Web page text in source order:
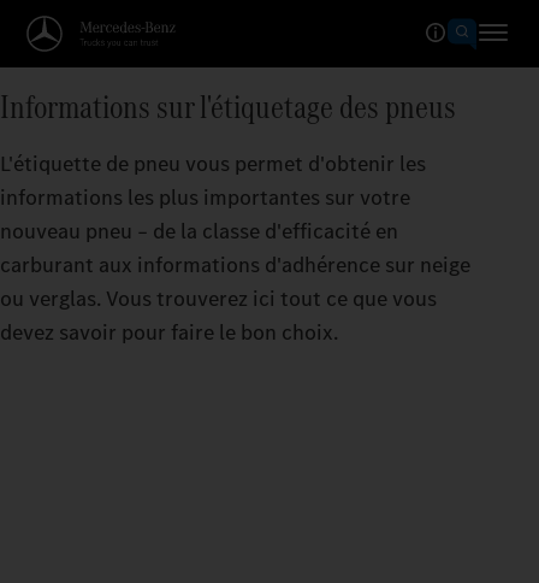
Informations sur l'étiquetage des pneus
L'étiquette de pneu vous permet d'obtenir les
informations les plus importantes sur votre
nouveau pneu – de la classe d'efficacité en
carburant aux informations d'adhérence sur neige
ou verglas. Vous trouverez ici tout ce que vous
devez savoir pour faire le bon choix.